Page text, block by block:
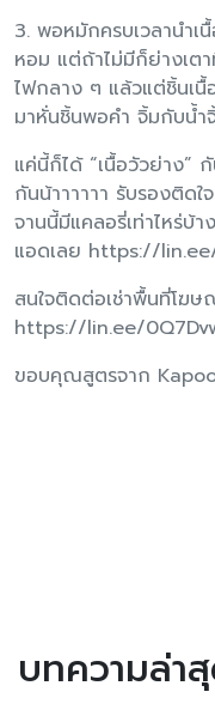
3. ​พอหมักครบเวลานำเ
หอม แต่ถ้าไม่มีก็ย่างเต
ไฟกลาง ๆ แล้วแต่ชิ้นเนื้
มาหั่นชิ้นพอคำ จิ้มกับน้ำ
แค่นี้ก็ได้ “เนื้อวัวย่าง”
กันน้าาาาาา รับรองติด
จานนี้มีแคลอรี่เท่าไหร่บ้
แอดเลย https://
สนใจติดต่อเช่าพื้นที่โฆ
https://lin.ee/
ขอบคุณสูตรจาก
บทความล่า